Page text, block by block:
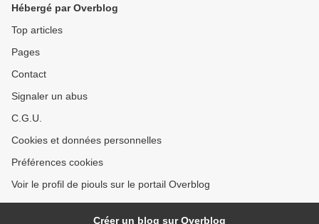
Hébergé par Overblog
Top articles
Pages
Contact
Signaler un abus
C.G.U.
Cookies et données personnelles
Préférences cookies
Voir le profil de piouls sur le portail Overblog
Créer un blog sur Overblog